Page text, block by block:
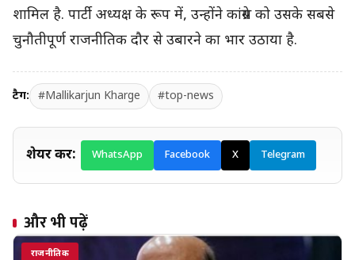
शामिल है. पार्टी अध्यक्ष के रूप में, उन्होंने कांग्रेस को उसके सबसे
चुनौतीपूर्ण राजनीतिक दौर से उबारने का भार उठाया है.
टैग: #Mallikarjun Kharge #top-news
शेयर करें: WhatsApp Facebook X Telegram
और भी पढ़ें
राजनीतिक